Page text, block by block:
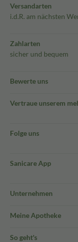
Versandarten
i.d.R. am nächsten
Zahlarten
sicher und bequem
Bewerte uns
Vertraue unserem
Folge uns
Sanicare App
Unternehmen
Meine Apotheke
So geht's